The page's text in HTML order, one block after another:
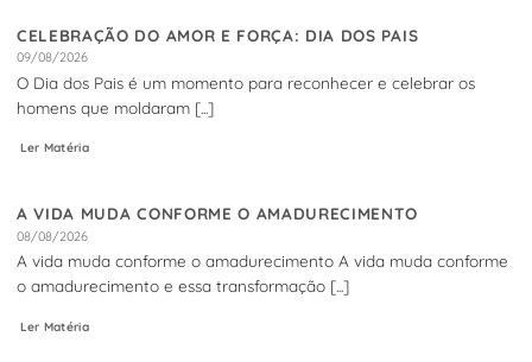
CELEBRAÇÃO DO AMOR E FORÇA: DIA DOS PAIS
09/08/2026
O Dia dos Pais é um momento para reconhecer e celebrar os
homens que moldaram [...]
Ler Matéria
A VIDA MUDA CONFORME O AMADURECIMENTO
08/08/2026
A vida muda conforme o amadurecimento A vida muda conforme
o amadurecimento e essa transformação [...]
Ler Matéria